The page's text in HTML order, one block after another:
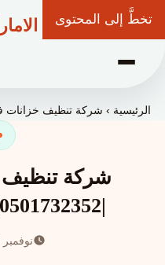
تخطَّ إلى المحتوى
شركة وعد
الرئيسية ›شركة تنظيف خزانات في دبي
شركة
|0501732352| تنظيف وتعقيم
نوفمبر 3, 2024